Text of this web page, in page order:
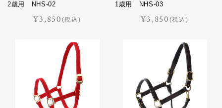
2歳用 NHS-02
¥3,850 (税込)
1歳用 NHS-03
¥3,850 (税込)